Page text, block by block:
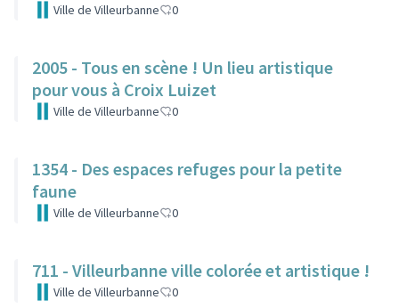
Ville de Villeurbanne 0
2005 - Tous en scène ! Un lieu artistique
pour vous à Croix Luizet
Ville de Villeurbanne 0
1354 - Des espaces refuges pour la petite
faune
Ville de Villeurbanne 0
711 - Villeurbanne ville colorée et artistique !
Ville de Villeurbanne 0